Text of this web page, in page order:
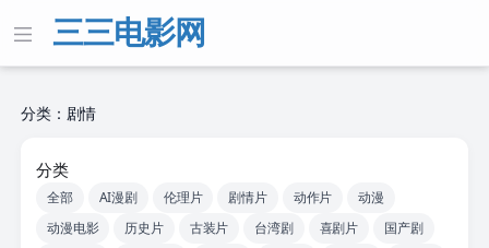
三三电影网
分类：剧情
分类
全部 AI漫剧 伦理片 剧情片 动作片
动漫
动漫电影
历史片 古装片 台湾剧 喜剧片
国产剧